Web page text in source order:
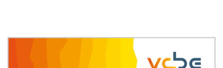
Bildgalerie